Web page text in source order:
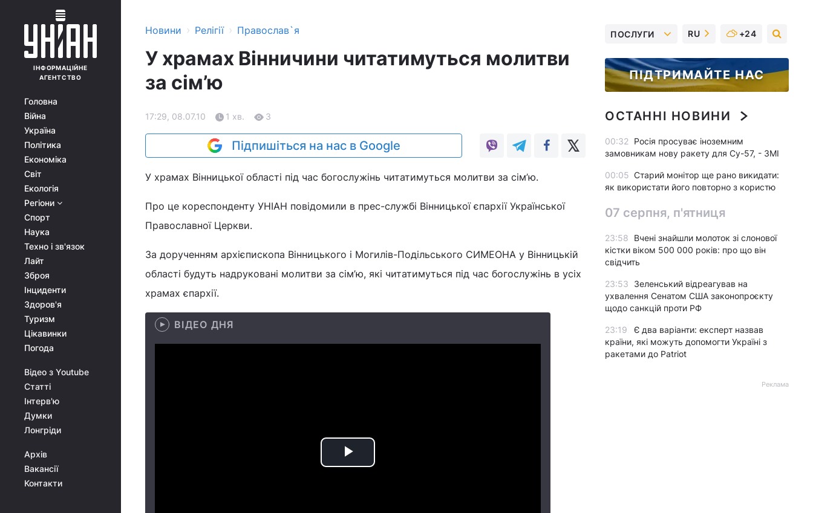
ІНФОРМАЦІЙНЕ
АГЕНТСТВО
Головна
Війна
Україна
Політика
Економіка
Світ
Екологія
Регіони
Спорт
Наука
Техно і зв'язок
Лайт
Зброя
Інциденти
Здоров'я
Туризм
Цікавинки
Погода
Відео з Youtube
Статті
Інтерв'ю
Думки
Лонгріди
Архів
Вакансії
Контакти
Новини › Релігії › Православ`я
У храмах Вінничини читатимуться молитви
за сім’ю
17:29, 08.07.10 1 хв. 3
Підпишіться на нас в Google
У храмах Вінницької області під час богослужінь читатимуться молитви за сім’ю.
Про це кореспонденту УНІАН повідомили в прес-службі Вінницької єпархії Української
Православної Церкви.
За дорученням архієпископа Вінницького і Могилів-Подільського СИМЕОНА у Вінницькій
області будуть надруковані молитви за сім’ю, які читатимуться під час богослужінь в усіх
храмах єпархії.
ВІДЕО ДНЯ
Play
ПОСЛУГИ RU +24
ПІДТРИМАЙТЕ НАС
ОСТАННІ НОВИНИ
00:32
Росія просуває іноземним
замовникам нову ракету для Су-57, - ЗМІ
00:05 Старий монітор ще рано викидати:
як використати його повторно з користю
07 серпня, п'ятниця
23:58
Вчені знайшли молоток зі слонової
кістки віком 500 000 років: про що він
свідчить
23:53
Зеленський відреагував на
ухвалення Сенатом США законопроєкту
щодо санкцій проти РФ
23:19
Є два варіанти: експерт назвав
країни, які можуть допомогти Україні з
ракетами до Patriot
Реклама